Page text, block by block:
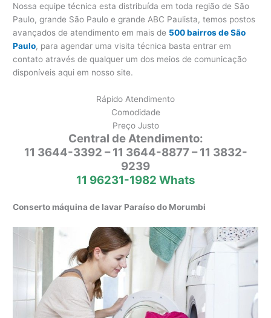
Nossa equipe técnica esta distribuída em toda região de São
Paulo, grande São Paulo e grande ABC Paulista, temos postos
avançados de atendimento em mais de 500 bairros de São
Paulo, para agendar uma visita técnica basta entrar em
contato através de qualquer um dos meios de comunicação
disponíveis aqui em nosso site.
Rápido Atendimento
Comodidade
Preço Justo
Central de Atendimento:
11 3644-3392 – 11 3644-8877 – 11 3832-
9239
11 96231-1982 Whats
Conserto máquina de lavar Paraíso do Morumbi